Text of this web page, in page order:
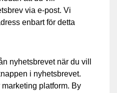
via e-post. Vi
enbart för detta
nyhetsbrevet när du vill
i nyhetsbrevet.
platform. By